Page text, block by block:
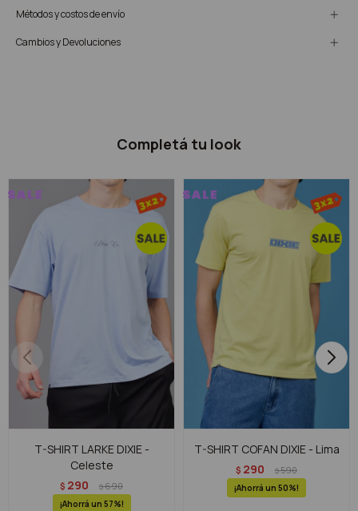
Métodos y costos de envío
Cambios y Devoluciones
Completá tu look
T-SHIRT LARKE DIXIE -
Celeste
$ 290 $690
57
T-SHIRT COFAN DIXIE - Lima
$ 290 $590
50